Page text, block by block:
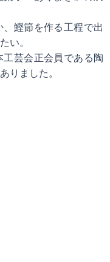
鰹節を作る工程で出
い。
芸会正会員である陶
りました。